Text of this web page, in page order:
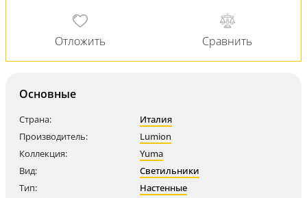
Основные
Страна:
Италия
Производитель:
Lumion
Коллекция:
Yuma
Вид:
Светильники
Тип:
Настенные